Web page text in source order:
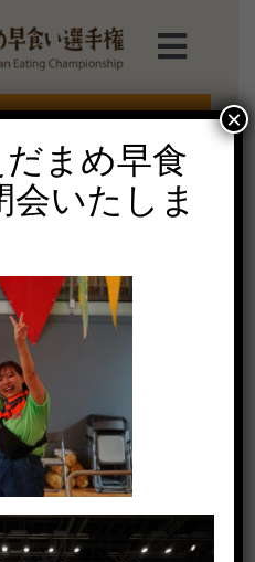
まめ早食
会いたしま
×